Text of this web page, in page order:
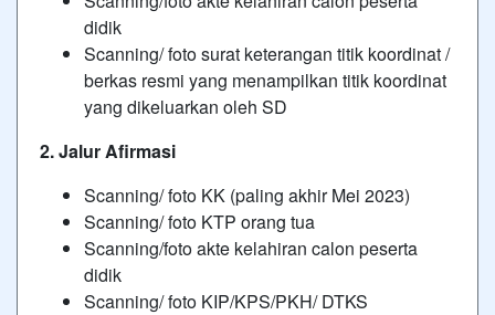
didik
Scanning/ foto surat keterangan titik koordinat /
berkas resmi yang menampilkan titik koordinat
yang dikeluarkan oleh SD
2. Jalur Afirmasi
Scanning/ foto KK (paling akhir Mei 2023)
Scanning/ foto KTP orang tua
Scanning/foto akte kelahiran calon peserta
didik
Scanning/ foto KIP/KPS/PKH/ DTKS